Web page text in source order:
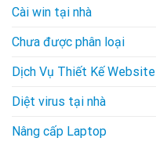
Cài win tại nhà
Chưa được phân loại
Dịch Vụ Thiết Kế Website
Diệt virus tại nhà
Nâng cấp Laptop